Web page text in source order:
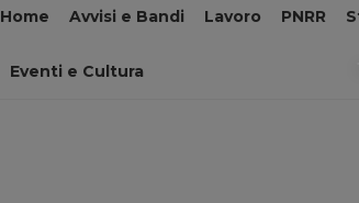
Home Avvisi e Bandi Lavoro PNRR
Eventi e Cultura